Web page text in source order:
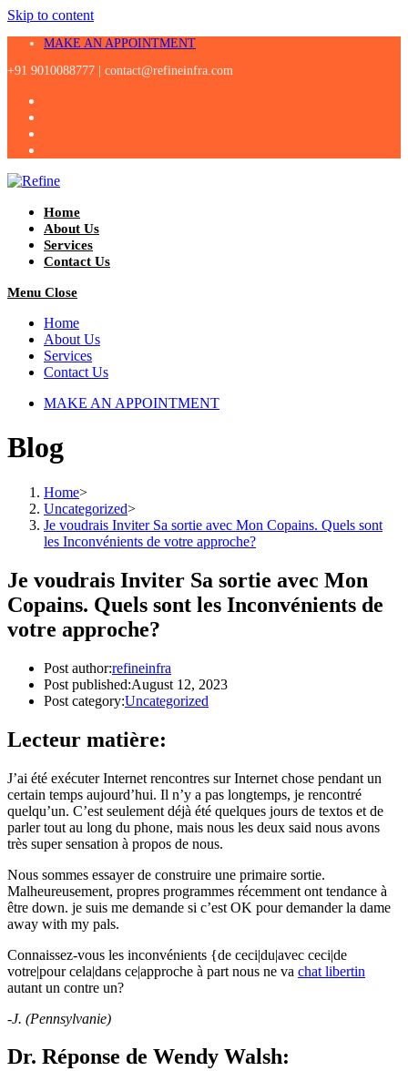
Skip to content
MAKE AN APPOINTMENT
+91 9010088777 | contact@refineinfra.com
Home
About Us
Services
Contact Us
Menu Close
Home
About Us
Services
Contact Us
MAKE AN APPOINTMENT
Blog
Home>
Uncategorized>
Je voudrais Inviter Sa sortie avec Mon Copains. Quels sont
les Inconvénients de votre approche?
Je voudrais Inviter Sa sortie avec Mon
Copains. Quels sont les Inconvénients de
votre approche?
Post author:refineinfra
Post published:August 12, 2023
Post category:Uncategorized
Lecteur matière:
J’ai été exécuter Internet rencontres sur Internet chose pendant un
certain temps aujourd’hui. Il n’y a pas longtemps, je rencontré
quelqu’un. C’est seulement déjà été quelques jours de textos et de
parler tout au long du phone, mais nous les deux said nous avons
très super sensation à propos de nous.
Nous sommes essayer de construire une primaire sortie.
Malheureusement, propres programmes récemment ont tendance à
être down. je suis me demande si c’est OK pour demander la dame
away with my pals.
Connaissez-vous les inconvénients {de ceci|du|avec ceci|de
votre|pour cela|dans ce|approche à part nous ne va chat libertin
autant un contre un?
-J. (Pennsylvanie)
Dr. Réponse de Wendy Walsh: